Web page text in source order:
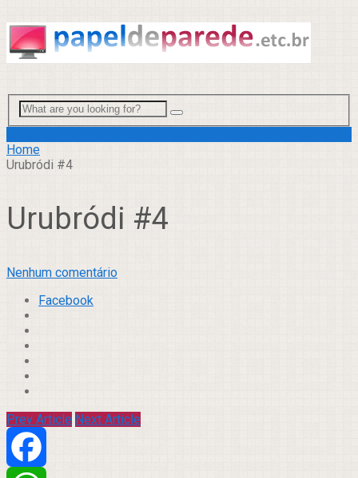
Home
Urubródi #4
Urubródi #4
Nenhum comentário
Facebook
Prev Article Next Article